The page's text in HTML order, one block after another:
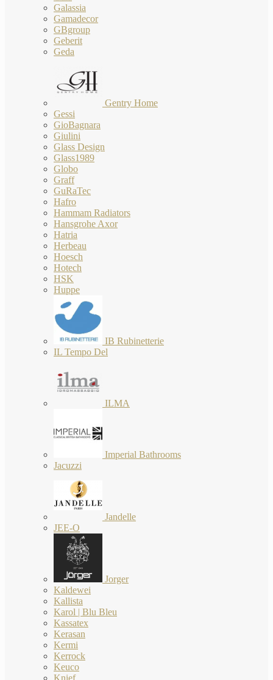
Galassia
Gamadecor
GBgroup
Geberit
Geda
Gentry Home
Gessi
GioBagnara
Giulini
Glass Design
Glass1989
Globo
Graff
GuRaTec
Hafro
Hammam Radiators
Hansgrohe Axor
Hatria
Herbeau
Hoesch
Hotech
HSK
Huppe
IB Rubinetterie
IL Tempo Del
ILMA
Imperial Bathrooms
Jacuzzi
Jandelle
JEE-O
Jorger
Kaldewei
Kallista
Karol | Blu Bleu
Kassatex
Kerasan
Kermi
Kerrock
Keuco